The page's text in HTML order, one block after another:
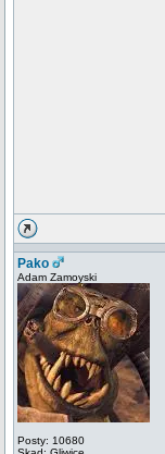
Pako
Adam Zamoyski
Posty: 10680